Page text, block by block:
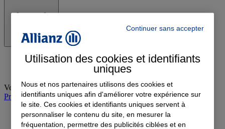
Vendredi: 09:00-12:00, 14:00-18:00
Prendre rendez-vous à l'agence
Continuer sans accepter
Utilisation des cookies et identifiants
uniques
Nous et nos partenaires utilisons des cookies et
identifiants uniques afin d'améliorer votre expérience sur
le site. Ces cookies et identifiants uniques servent à
personnaliser le contenu du site, en mesurer la
fréquentation, permettre des publicités ciblées et en